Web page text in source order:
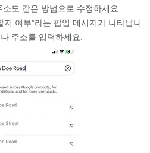
도 같은 방법으로 수정하세요.
지 여부”라는 팝업 메시지가 나타납니
주소를 입력하세요.